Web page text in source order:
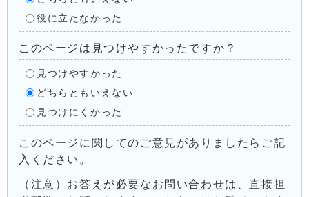
役に立たなかった
このページは見つけやすかったですか？
見つけやすかった
どちらともいえない
見つけにくかった
このページに関してのご意見がありましたらご記
入ください。
（注意）お答えが必要なお問い合わせは、直接担